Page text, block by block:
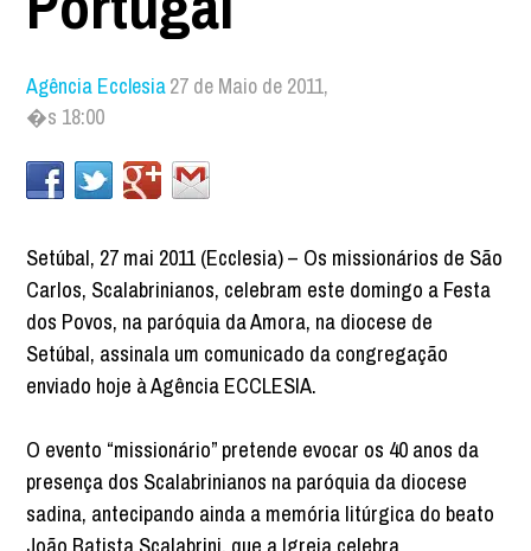
Agência Ecclesia27 de Maio de 2011,
�s 18:00
Setúbal, 27 mai 2011 (Ecclesia) – Os missionários de São
Carlos, Scalabrinianos, celebram este domingo a Festa
dos Povos, na paróquia da Amora, na diocese de
Setúbal, assinala um comunicado da congregação
enviado hoje à Agência ECCLESIA.
O evento “missionário” pretende evocar os 40 anos da
presença dos Scalabrinianos na paróquia da diocese
sadina, antecipando ainda a memória litúrgica do beato